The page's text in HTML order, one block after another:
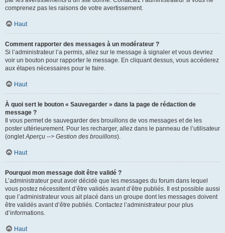
comprenez pas les raisons de votre avertissement.
Haut
Comment rapporter des messages à un modérateur ?
Si l’administrateur l’a permis, allez sur le message à signaler et vous devriez
voir un bouton pour rapporter le message. En cliquant dessus, vous accéderez
aux étapes nécessaires pour le faire.
Haut
À quoi sert le bouton « Sauvegarder » dans la page de rédaction de
message ?
Il vous permet de sauvegarder des brouillons de vos messages et de les
poster ultérieurement. Pour les recharger, allez dans le panneau de l’utilisateur
(ongletAperçu --> Gestion des brouillons).
Haut
Pourquoi mon message doit être validé ?
L’administrateur peut avoir décidé que les messages du forum dans lequel
vous postez nécessitent d’être validés avant d’être publiés. Il est possible aussi
que l’administrateur vous ait placé dans un groupe dont les messages doivent
être validés avant d’être publiés. Contactez l’administrateur pour plus
d’informations.
Haut